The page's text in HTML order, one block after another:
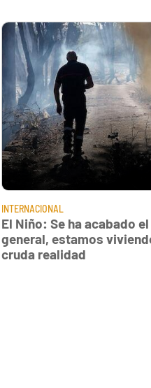
INTERNACIONAL
El Niño: Se ha acabado
general, estamos
cruda realidad